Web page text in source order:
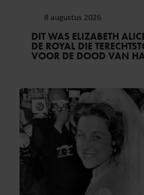
8 augustus 2026
DIT WAS ELIZABETH
DE ROYAL DIE
VOOR DE DOOD VAN